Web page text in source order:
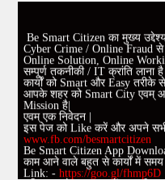
Cyber Crime / Online Fraud
Online Solution, Online
सम्पूर्ण तकनीकी / IT क्रांति लाना
कार्यों को Smart और Easy
आपके शहर को Smart City एवम्
Mission है|
एवम् एक निवेदन |
इस पेज को Like करें और अपने सभी
www.fb.com/besmartcitizen
Be Smart Citizen App
काम आने वाले बहुत से कार्यों में
Link: - https://goo.gl/fhmp6D
यदि आप को इस App में कुछ भी